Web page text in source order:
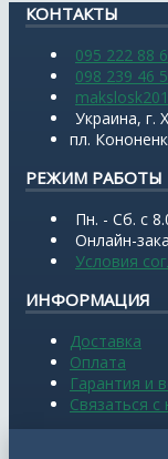
КОНТАКТЫ
095 222 88
098 239 46
Украина, г.
пл.
РЕЖИМ РАБОТЫ
Пн. - Сб. с
Онлайн-
Условия
ИНФОРМАЦИЯ
Доставка
Оплата
Гарантия и
Связаться с